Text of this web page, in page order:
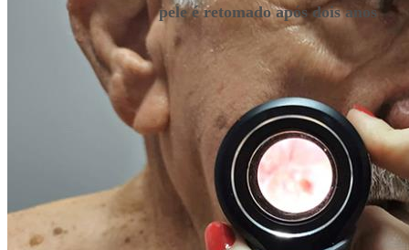
pele é retomado após dois anos